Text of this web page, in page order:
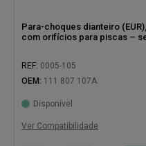
Para-choques dianteiro
com orifícios para piscas –
REF: 0005-105
OEM: 111 807 107A
Disponível
Ver Compatibilidade